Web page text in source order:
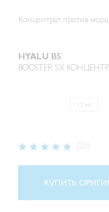
Концентрат против
HYALU B5
BOOSTER 5X
Рейтинг:
(25)
КУПИТЬ